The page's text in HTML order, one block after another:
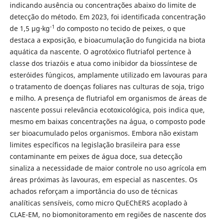
indicando ausência ou concentrações abaixo do limite de
detecção do método. Em 2023, foi identificada concentração
de 1,5 µg⋅kg-1 do composto no tecido de peixes, o que
destaca a exposição, e bioacumulação do fungicida na biota
aquática da nascente. O agrotóxico flutriafol pertence à
classe dos triazóis e atua como inibidor da biossíntese de
esteróides fúngicos, amplamente utilizado em lavouras para
o tratamento de doenças foliares nas culturas de soja, trigo
e milho. A presença de flutriafol em organismos de áreas de
nascente possui relevância ecotoxicológica, pois indica que,
mesmo em baixas concentrações na água, o composto pode
ser bioacumulado pelos organismos. Embora não existam
limites específicos na legislação brasileira para esse
contaminante em peixes de água doce, sua detecção
sinaliza a necessidade de maior controle no uso agrícola em
áreas próximas às lavouras, em especial as nascentes. Os
achados reforçam a importância do uso de técnicas
analíticas sensíveis, como micro QuEChERS acoplado à
CLAE-EM, no biomonitoramento em regiões de nascente dos